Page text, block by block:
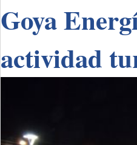
Goya
actividad